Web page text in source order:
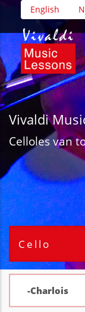
Overslaan
naar
de
inhoud
gaan
English
Vivaldi
Celloles van